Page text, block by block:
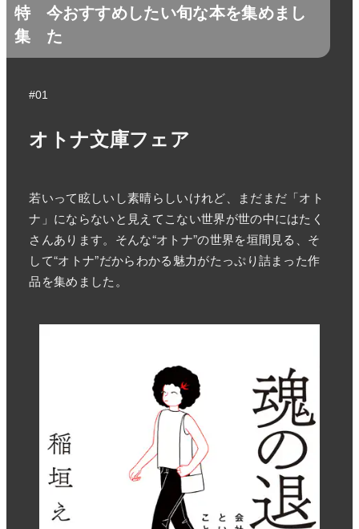
特
集
今おすすめしたい旬な本を集めまし
た
#01
オトナ文庫フェア
若いって眩しいし素晴らしいけれど、まだまだ「オト
ナ」にならないと見えてこない世界が世の中にはたく
さんあります。そんな“オトナ”の世界を垣間見る、そ
して“オトナ”だからわかる魅力がたっぷり詰まった作
品を集めました。